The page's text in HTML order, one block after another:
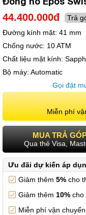
44.400.000đ
Trả
Đường kính mặt: 41 mm
Chống nước: 10 ATM
Chất liệu mặt kính:
Bộ máy: Automatic
Gọi đặt
Miễn phí
MUA TRẢ
Qua thẻ Visa,
Ưu đãi dự kiến áp
Giảm thêm 5% cho
Giảm thêm 10% cho
Miễn phí vận